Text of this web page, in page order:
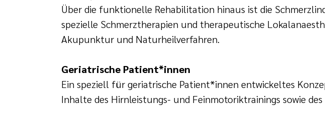
Über die funktionelle Rehabilitation hinaus ist die
spezielle Schmerztherapien und therapeutische
Akupunktur und Naturheilverfahren.
Geriatrische Patient*innen
Ein speziell für geriatrische Patient*innen entwickeltes
Inhalte des Hirnleistungs- und Feinmotoriktrainings sowie